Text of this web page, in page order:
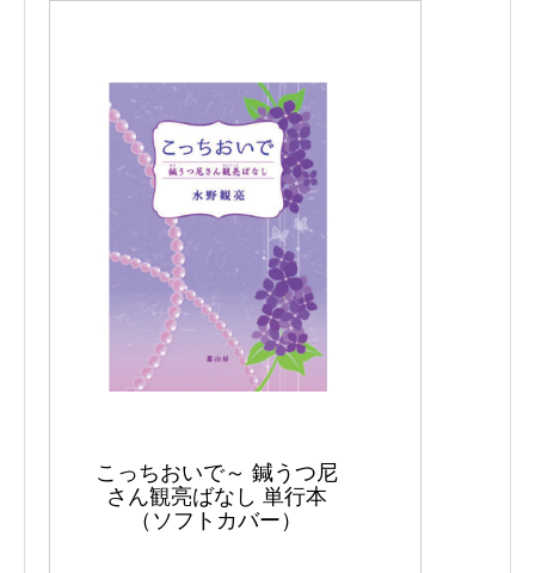
こっちおいで～ 鍼うつ尼
さん観亮ばなし 単行本
（ソフトカバー）